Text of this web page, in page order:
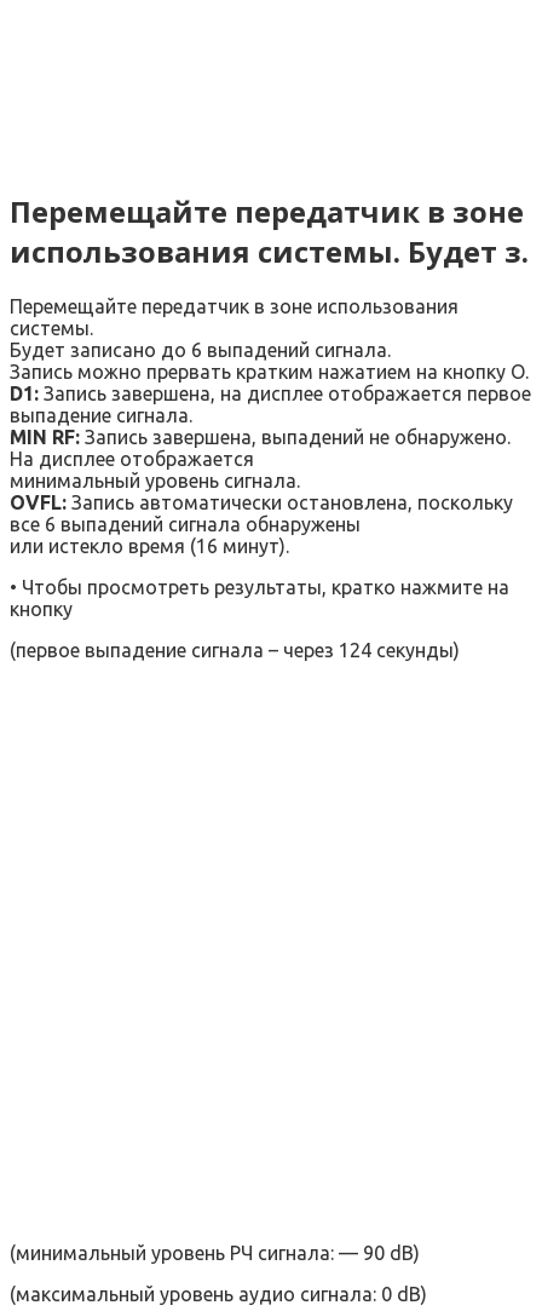
Перемещайте передатчик в зоне
использования системы. Будет з.
Перемещайте передатчик в зоне использования
системы.
Будет записано до 6 выпадений сигнала.
Запись можно прервать кратким нажатием на кнопку О.
D1: Запись завершена, на дисплее отображается первое
выпадение сигнала.
MIN RF: Запись завершена, выпадений не обнаружено.
На дисплее отображается
минимальный уровень сигнала.
OVFL: Запись автоматически остановлена, поскольку
все 6 выпадений сигнала обнаружены
или истекло время (16 минут).
• Чтобы просмотреть результаты, кратко нажмите на
кнопку
(первое выпадение сигнала – через 124 секунды)
(минимальный уровень РЧ сигнала: — 90 dB)
(максимальный уровень аудио сигнала: 0 dB)